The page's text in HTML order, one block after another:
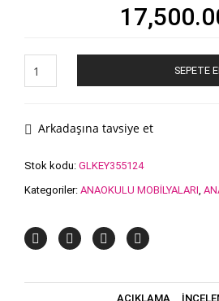
Anaokulu
adet
SEPETE
Arkadaşına tavsiye et
Stok kodu: GLKEY355124
Kategoriler: ANAOKULU MOBİLYALARI
AÇIKLAMA